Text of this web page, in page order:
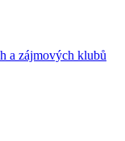
a zájmových klubů